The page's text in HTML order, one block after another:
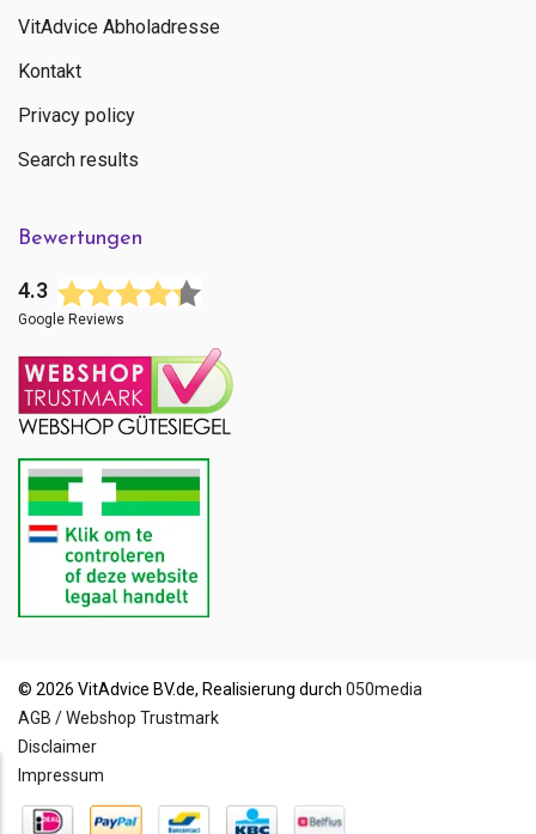
VitAdvice Abholadresse
Kontakt
Privacy policy
Search results
Bewertungen
4.3
Google Reviews
© 2026 VitAdvice BV.de, Realisierung durch 050media
AGB / Webshop Trustmark
Disclaimer
Impressum